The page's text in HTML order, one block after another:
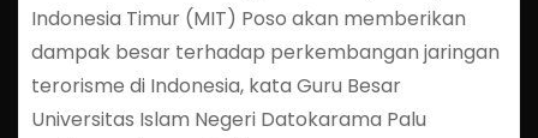
Indonesia Timur (MIT) Poso akan memberikan
dampak besar terhadap perkembangan jaringan
terorisme di Indonesia, kata Guru Besar
Universitas Islam Negeri Datokarama Palu